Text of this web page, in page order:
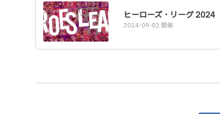
ヒーローズ・リーグ 2024
2024-09-02 開催